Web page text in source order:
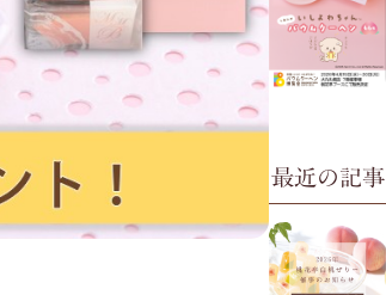
最近の記事